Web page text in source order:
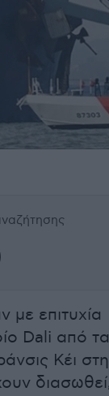
με επιτυχία
Dali από τα
Κέι στη